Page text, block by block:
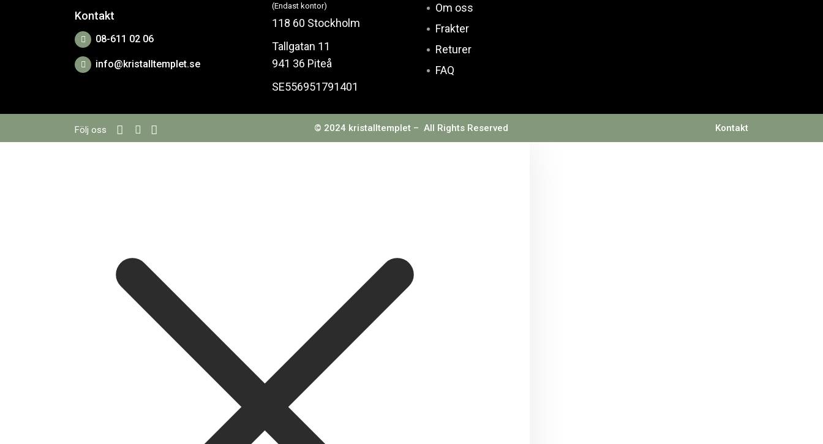
Kontakt
08-611 02 06
info@kristalltemplet.se
(Endast kontor)
118 60 Stockholm
Tallgatan 11
941 36 Piteå
SE556951791401
Om oss
Frakter
Returer
FAQ
Följ oss © 2024 kristalltemplet – All Rights Reserved Kontakt